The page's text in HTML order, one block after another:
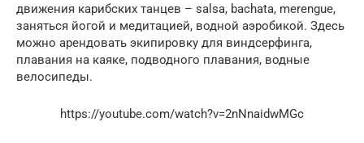
движения карибских танцев – salsa, bachata, merengue,
заняться йогой и медитацией, водной аэробикой. Здесь
можно арендовать экипировку для виндсерфинга,
плавания на каяке, подводного плавания, водные
велосипеды.
https://youtube.com/watch?v=2nNnaidwMGc